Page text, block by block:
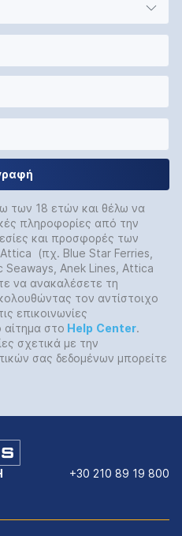
των 18 ετών και θέλω να
πληροφορίες από την
και προσφορές των
(πχ. Blue Star Ferries,
Anek Lines, Attica
να ανακαλέσετε τη
τον αντίστοιχο
επικοινωνίες
στο Help Center.
σχετικά με την
σας δεδομένων μπορείτε
+30 210 89 19 800